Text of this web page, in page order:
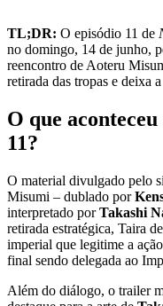
TL;DR: O episódio 11 de
no domingo, 14 de junho,
reencontro de Aoteru
retirada das tropas e deixa
O que
11?
O material divulgado pelo
Misumi – dublado por
interpretado porTakashi
retirada estratégica, Taira
imperial que legitime a
final sendo delegada ao
Além do diálogo, o trailer